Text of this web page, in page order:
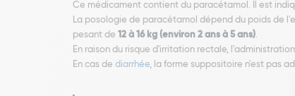
Ce médicament contient du paracétamol. Il est
La posologie de paracétamol dépend du poids de
pesant de 12 à 16 kg (environ 2 ans à 5 ans).
En raison du risque d'irritation rectale,
En cas de diarrhée, la forme suppositoire n'est pas